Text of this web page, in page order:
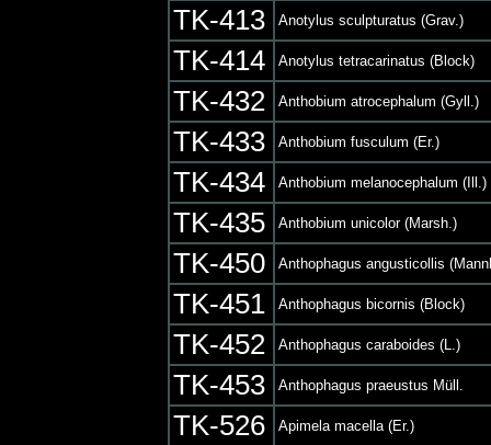
TK-413 Anotylus sculpturatus (Grav.)
TK-414 Anotylus tetracarinatus (Block)
TK-432 Anthobium atrocephalum (Gyll.)
TK-433 Anthobium fusculum (Er.)
TK-434 Anthobium melanocephalum (Ill.)
TK-435 Anthobium unicolor (Marsh.)
TK-450 Anthophagus angusticollis
TK-451 Anthophagus bicornis (Block)
TK-452 Anthophagus caraboides (L.)
TK-453 Anthophagus praeustus Müll.
TK-526 Apimela macella (Er.)